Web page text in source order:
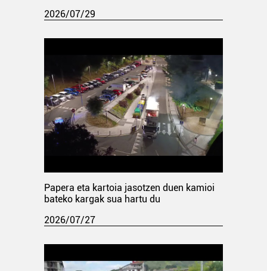
2026/07/29
Papera eta kartoia jasotzen duen kamioi
bateko kargak sua hartu du
2026/07/27